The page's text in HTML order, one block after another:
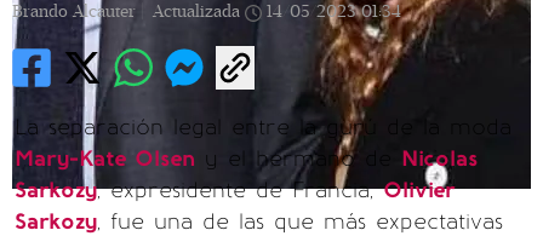
Brando Alcauter |
Actualizada 14/05/2023 01:34
La separación legal entre la gurú de la moda
Mary-Kate Olsen y el hermano de Nicolas
Sarkozy, expresidente de Francia,Olivier
Sarkozy, fue una de las que más expectativas